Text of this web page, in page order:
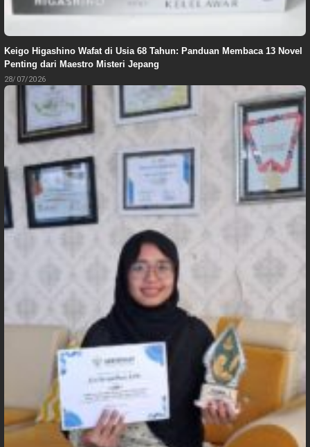
Keigo Higashino Wafat di Usia 68 Tahun: Panduan Membaca 13 Novel
Penting dari Maestro Misteri Jepang
28/07/2026